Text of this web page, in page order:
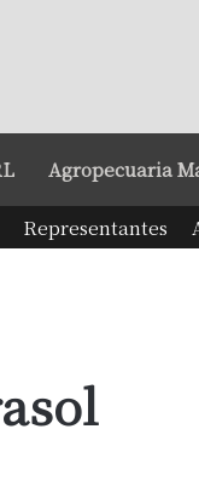
Agropecuaria
Representantes